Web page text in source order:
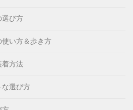
選び方
使い方＆歩き方
着方法
な選び方